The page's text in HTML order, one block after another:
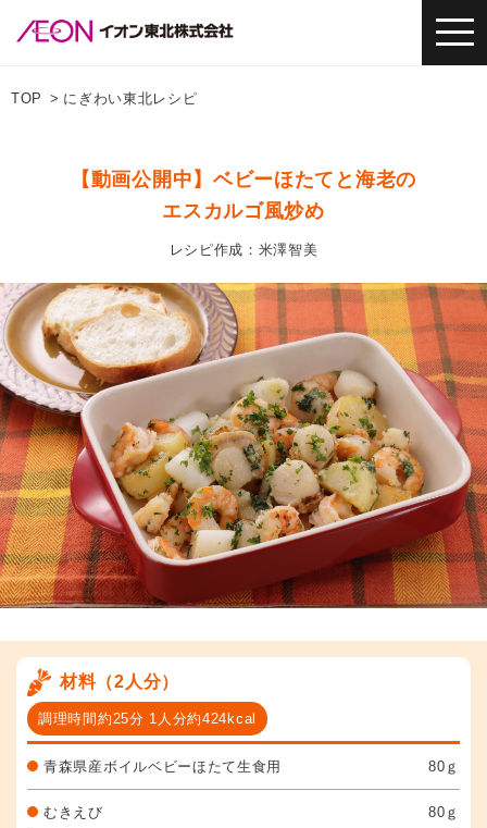
TOP にぎわい東北レシピ
【動画公開中】ベビーほたてと海老の
エスカルゴ風炒め
レシピ作成：米澤智美
材料（2人分）
調理時間約25分 1人分約424kcal
青森県産ボイルベビーほたて生食用 80ｇ
むきえび 80ｇ